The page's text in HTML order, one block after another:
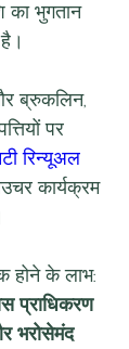
का भुगतान
ब्रुकलिन,
पर
रिन्यूअल
कार्यक्रम
होने के लाभ:
प्राधिकरण
भरोसेमंद